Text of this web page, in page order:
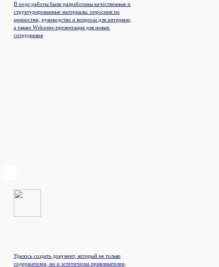
В ходе работы были разработаны качественные и
структурированные материалы: опросник по
ценностям, руководство и вопросы для интервью,
а также Wеlсоmе-презентация для новых
сотрудников
Удалось создать документ, который не только
содержателен, но и эстетически привлекателен,
Часто задаваемые
вопросыо визуальных
коммуникациях